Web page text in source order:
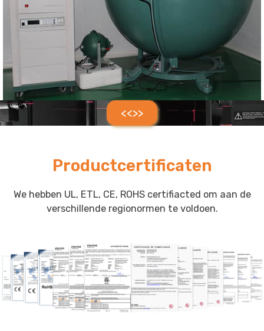
<<>>
Productcertificaten
We hebben UL, ETL, CE, ROHS certifiacted om aan de
verschillende regionormen te voldoen.